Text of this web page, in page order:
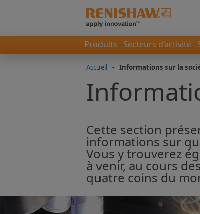
Produits Secteurs d’activité
Accueil - Informations sur la
Cette section
informations sur
Vous y trouverez
à venir, au cours
quatre coins du